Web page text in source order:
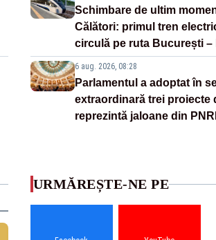
Schimbare de ultim
Călători: primul tren
circulă pe ruta București –
6 aug. 2026, 08:28
Parlamentul a adoptat în
extraordinară trei proiecte
reprezintă jaloane din
URMĂREȘTE-NE PE